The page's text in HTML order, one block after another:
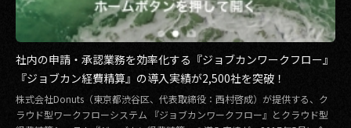
社内の申請・承認業務を効率化する『ジョブカンワークフロー』
『ジョブカン経費精算』の導入実績が2,500社を突破！
株式会社Donuts（東京都渋谷区、代表取締役：西村啓成）が提供する、ク
ラウド型ワークフローシステム 『ジョブカンワークフロー』とクラウド型